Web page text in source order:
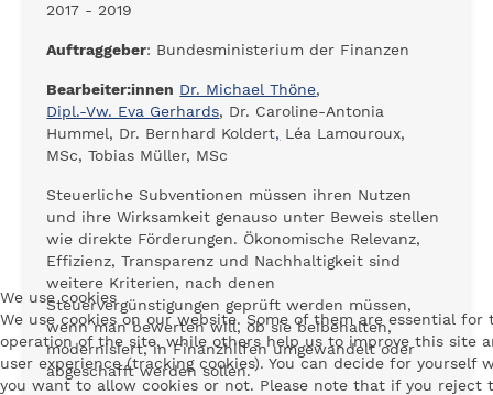
2017 - 2019
Auftraggeber: Bundesministerium der Finanzen
Bearbeiter:innen Dr. Michael Thöne,
Dipl.-Vw. Eva Gerhards, Dr. Caroline-Antonia
Hummel, Dr. Bernhard Koldert, Léa Lamouroux,
MSc, Tobias Müller, MSc
Steuerliche Subventionen müssen ihren Nutzen
und ihre Wirksamkeit genauso unter Beweis stellen
wie direkte Förderungen. Ökonomische Relevanz,
Effizienz, Transparenz und Nachhaltigkeit sind
weitere Kriterien, nach denen
Steuervergünstigungen geprüft werden müssen,
wenn man bewerten will, ob sie beibehalten,
modernisiert, in Finanzhilfen umgewandelt oder
abgeschafft werden sollen.
We use cookies
We use cookies on our website. Some of them are essential for
operation of the site, while others help us to improve this site
user experience (tracking cookies). You can decide for yourself
you want to allow cookies or not. Please note that if you reject